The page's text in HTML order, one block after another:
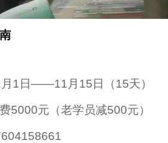
1日——11月15日（15天）
5000元（老学员减500元）